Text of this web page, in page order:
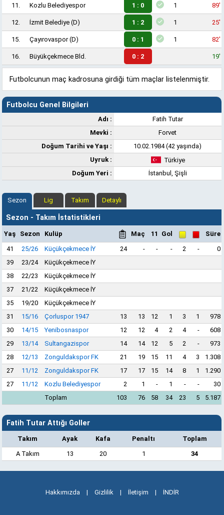
11. Kozlu Belediyespor 1 : 0 1 89'
12. İzmit Belediye (D) 1 : 2 1 25'
15. Çayırovaspor(D) 0 : 1 1 82'
16. Büyükçekmece Bld. 0 : 2 19'
Futbolcunun maç kadrosuna girdiği tüm maçlar listelenmiştir.
Futbolcu Genel Bilgileri
Adı :
Fatih Tutar
Mevki :
Forvet
Doğum Tarihi ve Yaşı :
10.02.1984 (42 yaşında)
Uyruk :
Türkiye
Doğum Yeri :
İstanbul, Şişli
Sezon Lig Takım Detaylı
Sezon - Takım İstatistikleri
Yaş Sezon Kulüp Maç 11 Gol
Süre
41
25/26 Küçükçekmece İY 24 - - - 2 -
0
39
23/24
Küçükçekmece İY
38
22/23
Küçükçekmece İY
37
21/22
Küçükçekmece İY
35
19/20
Küçükçekmece İY
31
15/16 Çorluspor 1947 13 13 12 1 3 1
978
30
14/15 Yenibosnaspor 12 12 4 2 4 -
608
29
13/14 Sultangazispor 14 14 12 5 2 -
973
28
12/13 Zonguldakspor FK 21 19 15 11 4 3
1.308
27
11/12 Zonguldakspor FK 17 17 15 14 8 1
1.290
27
11/12 Kozlu Belediyespor 2 1 - 1 - -
30
Toplam
103 76 58 34 23 5 5.187
Fatih Tutar Attığı Goller
Takım Ayak Kafa Penaltı
Toplam
A Takım
13 20 1 34
Hakkımızda | Gizlilik | İletişim | İNDİR